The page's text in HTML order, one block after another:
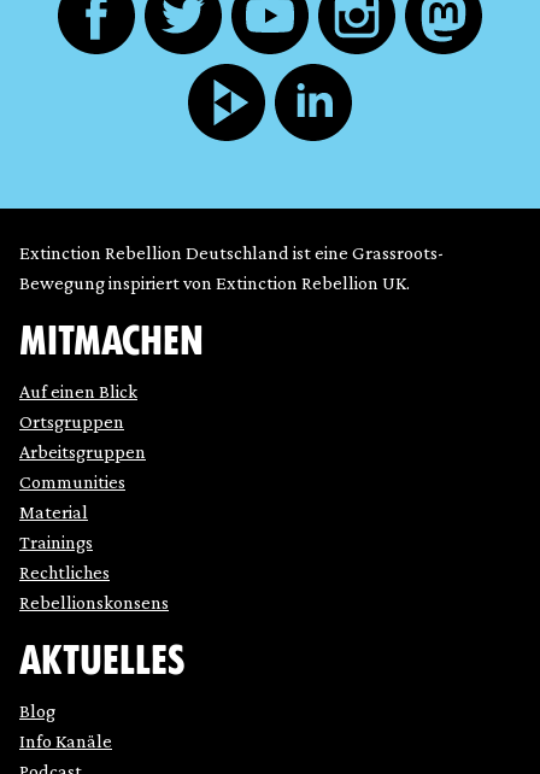
Extinction Rebellion Deutschland ist eine Grassroots-
Bewegung inspiriert von Extinction Rebellion UK.
MITMACHEN
Auf einen Blick
Ortsgruppen
Arbeitsgruppen
Communities
Material
Trainings
Rechtliches
Rebellionskonsens
AKTUELLES
Blog
Info Kanäle